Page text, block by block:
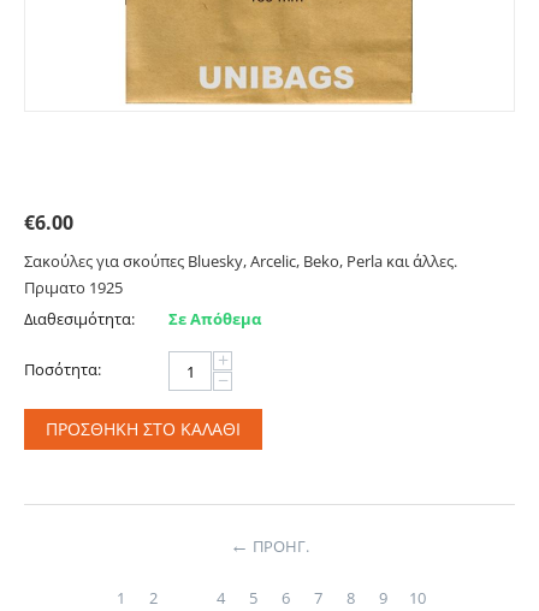
€6.00
Σακούλες για σκούπες Bluesky, Arcelic, Beko, Perla και άλλες.
Πριματο 1925
Διαθεσιμότητα:
Σε Απόθεμα
Ποσότητα: +
−
ΠΡΟΣΘΉΚΗ ΣΤΟ ΚΑΛΆΘΙ
ΠΡΟΗΓ.
1 2 4 5 6 7 8 9 10